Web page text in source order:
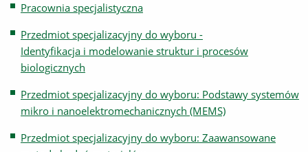
Pracownia specjalistyczna
Przedmiot specjalizacyjny do wyboru -
Identyfikacja i modelowanie struktur i procesów
biologicznych
Przedmiot specjalizacyjny do wyboru: Podstawy systemów
mikro i nanoelektromechanicznych (MEMS)
Przedmiot specjalizacyjny do wyboru: Zaawansowane